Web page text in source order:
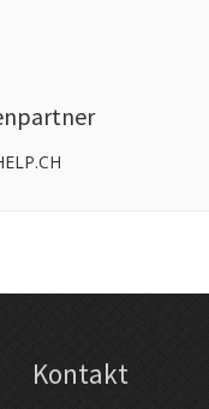
Kontakt